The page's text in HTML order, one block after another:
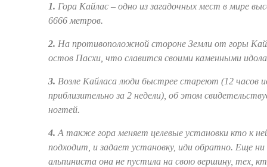
1. Гора Кайлас – одно из загадочных мест в мире
6666 метров.
2. На противоположной стороне Земли от горы
остов Пасхи, что славится своими каменными
3. Возле Кайласа люди быстрее стареют (12 часов
приблизительно за 2 недели), об этом
ногтей.
4. А также гора меняет целевые установки кто к
подходит, и задает установку, иди обратно. Еще ни
альпиниста она не пустила на свою вершину, тех,